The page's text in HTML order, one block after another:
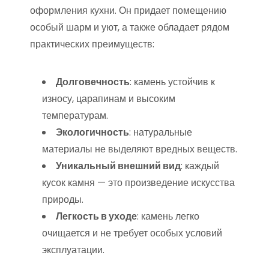
оформления кухни. Он придает помещению
особый шарм и уют, а также обладает рядом
практических преимуществ:
Долговечность: камень устойчив к
износу, царапинам и высоким
температурам.
Экологичность: натуральные
материалы не выделяют вредных веществ.
Уникальный внешний вид: каждый
кусок камня — это произведение искусства
природы.
Легкость в уходе: камень легко
очищается и не требует особых условий
эксплуатации.